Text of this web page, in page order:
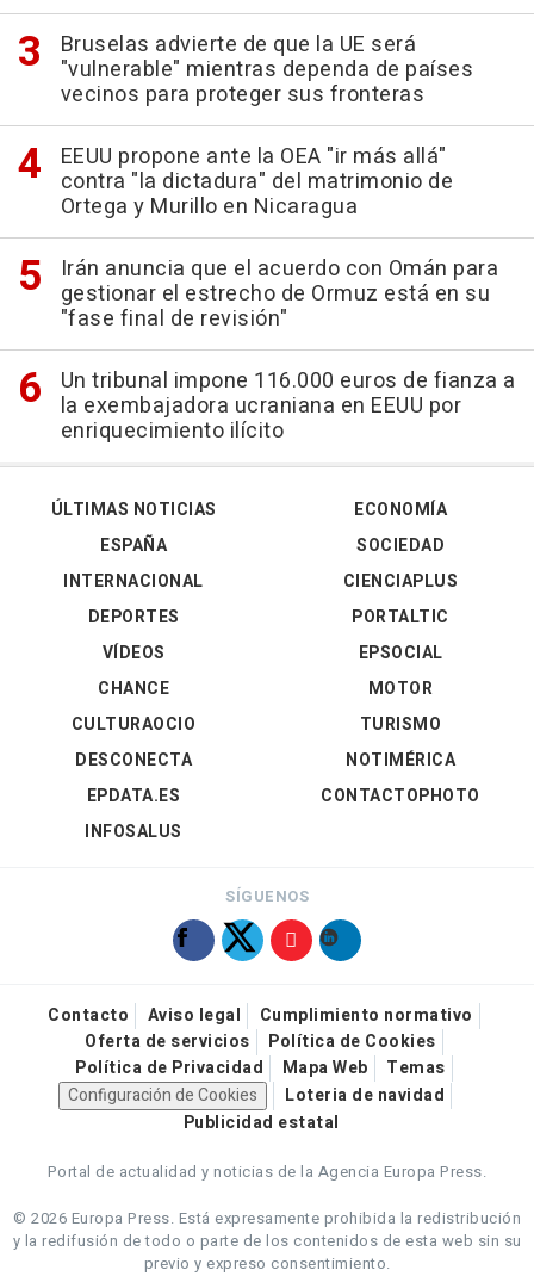
Bruselas advierte de que la UE será
"vulnerable" mientras dependa de países
vecinos para proteger sus fronteras
EEUU propone ante la OEA "ir más allá"
contra "la dictadura" del matrimonio de
Ortega y Murillo en Nicaragua
Irán anuncia que el acuerdo con Omán para
gestionar el estrecho de Ormuz está en su
"fase final de revisión"
Un tribunal impone 116.000 euros de fianza a
la exembajadora ucraniana en EEUU por
enriquecimiento ilícito
ÚLTIMAS NOTICIAS
ESPAÑA
INTERNACIONAL
DEPORTES
VÍDEOS
ECONOMÍA
SOCIEDAD
CIENCIAPLUS
PORTALTIC
EPSOCIAL
CHANCE
CULTURAOCIO
DESCONECTA
EPDATA.ES
INFOSALUS
MOTOR
TURISMO
NOTIMÉRICA
CONTACTOPHOTO
SÍGUENOS
Contacto Aviso legal
Cumplimiento normativo
Oferta de servicios
Política de Cookies
Política de Privacidad
Mapa Web
Temas
Configuración de Cookies
Loteria de navidad
Publicidad estatal
Portal de actualidad y noticias de la Agencia Europa Press.
© 2026 Europa Press. Está expresamente prohibida la redistribución
y la redifusión de todo o parte de los contenidos de esta web sin su
previo y expreso consentimiento.